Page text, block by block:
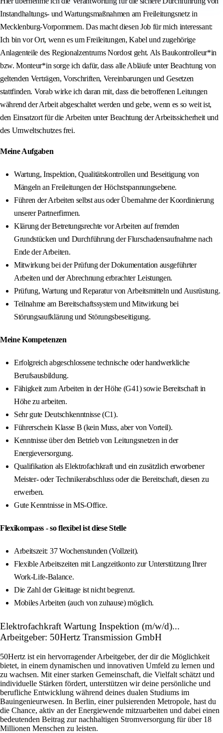
Instandhaltungs- und Wartungsmaßnahmen am Freileitungsnetz in
Mecklenburg-Vorpommern. Das macht diesen Job für mich interessant:
Ich bin vor Ort, wenn es um Freileitungen, Kabel und zugehörige
Anlagenteile des Regionalzentrums Nordost geht. Als Baukontrolleur*in
bzw. Monteur*in sorge ich dafür, dass alle Abläufe unter Beachtung von
geltenden Verträgen, Vorschriften, Vereinbarungen und Gesetzen
stattfinden. Vorab wirke ich daran mit, dass die betroffenen Leitungen
während der Arbeit abgeschaltet werden und gebe, wenn es so weit ist,
den Einsatzort für die Arbeiten unter Beachtung der Arbeitssicherheit und
des Umweltschutzes frei.
Meine Aufgaben
Wartung, Inspektion, Qualitätskontrollen und Beseitigung von
Mängeln an Freileitungen der Höchstspannungsebene.
Führen der Arbeiten selbst aus oder Übernahme der Koordinierung
unserer Partnerfirmen.
Klärung der Betretungsrechte vor Arbeiten auf fremden
Grundstücken und Durchführung der Flurschadensaufnahme nach
Ende der Arbeiten.
Mitwirkung bei der Prüfung der Dokumentation ausgeführter
Arbeiten und der Abrechnung erbrachter Leistungen.
Prüfung, Wartung und Reparatur von Arbeitsmitteln und Ausrüstung.
Teilnahme am Bereitschaftssystem und Mitwirkung bei
Störungsaufklärung und Störungsbeseitigung.
Meine Kompetenzen
Erfolgreich abgeschlossene technische oder handwerkliche
Berufsausbildung.
Fähigkeit zum Arbeiten in der Höhe (G41) sowie Bereitschaft in
Höhe zu arbeiten.
Sehr gute Deutschkenntnisse (C1).
Führerschein Klasse B (kein Muss, aber von Vorteil).
Kenntnisse über den Betrieb von Leitungsnetzen in der
Energieversorgung.
Qualifikation als Elektrofachkraft und ein zusätzlich erworbener
Meister- oder Technikerabschluss oder die Bereitschaft, diesen zu
erwerben.
Gute Kenntnisse in MS-Office.
Flexikompass - so flexibel ist diese Stelle
Arbeitszeit: 37 Wochenstunden (Vollzeit).
Flexible Arbeitszeiten mit Langzeitkonto zur Unterstützung Ihrer
Work-Life-Balance.
Die Zahl der Gleittage ist nicht begrenzt.
Mobiles Arbeiten (auch von zuhause) möglich.
Elektrofachkraft Wartung Inspektion (m/w/d)...
Arbeitgeber: 50Hertz Transmission GmbH
50Hertz ist ein hervorragender Arbeitgeber, der dir die Möglichkeit
bietet, in einem dynamischen und innovativen Umfeld zu lernen und
zu wachsen. Mit einer starken Gemeinschaft, die Vielfalt schätzt und
individuelle Stärken fördert, unterstützen wir deine persönliche und
berufliche Entwicklung während deines dualen Studiums im
Bauingenieurwesen. In Berlin, einer pulsierenden Metropole, hast du
die Chance, aktiv an der Energiewende mitzuarbeiten und dabei einen
bedeutenden Beitrag zur nachhaltigen Stromversorgung für über 18
Millionen Menschen zu leisten.